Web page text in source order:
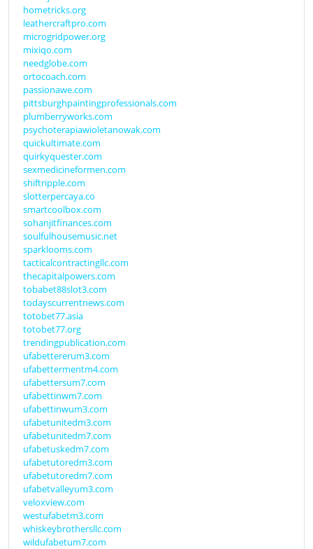
hometricks.org
leathercraftpro.com
microgridpower.org
mixiqo.com
needglobe.com
ortocoach.com
passionawe.com
pittsburghpaintingprofessionals.com
plumberryworks.com
psychoterapiawioletanowak.com
quickultimate.com
quirkyquester.com
sexmedicineformen.com
shiftripple.com
slotterpercaya.co
smartcoolbox.com
sohanjitfinances.com
soulfulhousemusic.net
sparklooms.com
tacticalcontractingllc.com
thecapitalpowers.com
tobabet88slot3.com
todayscurrentnews.com
totobet77.asia
totobet77.org
trendingpublication.com
ufabettererum3.com
ufabettermentm4.com
ufabettersum7.com
ufabettinwm7.com
ufabettinwum3.com
ufabetunitedm3.com
ufabetunitedm7.com
ufabetuskedm7.com
ufabetutoredm3.com
ufabetutoredm7.com
ufabetvalleyum3.com
veloxview.com
westufabetm3.com
whiskeybrothersllc.com
wildufabetum7.com